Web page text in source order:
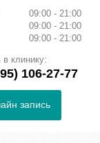
09:00 - 21:00
09:00 - 21:00
09:00 - 21:00
в клинику:
106-27-77
запись